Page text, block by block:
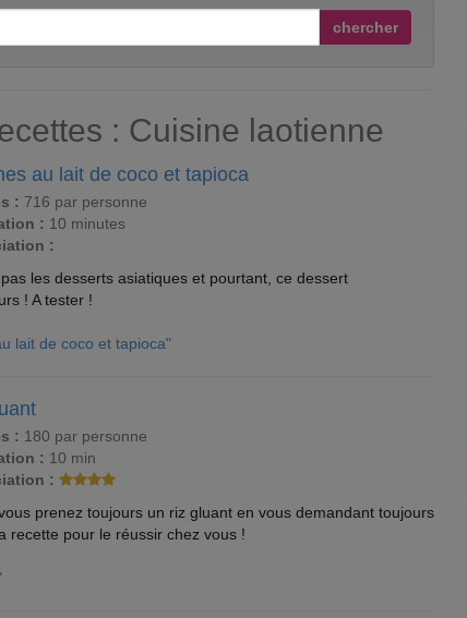
chercher
: Cuisine laotienne
au lait de coco et tapioca
: 716 par personne
: 10 minutes
:
les desserts asiatiques et pourtant, ce dessert
! A tester !
lait de coco et tapioca"
: 180 par personne
: 10 min
:
prenez toujours un riz gluant en vous demandant toujours
recette pour le réussir chez vous !